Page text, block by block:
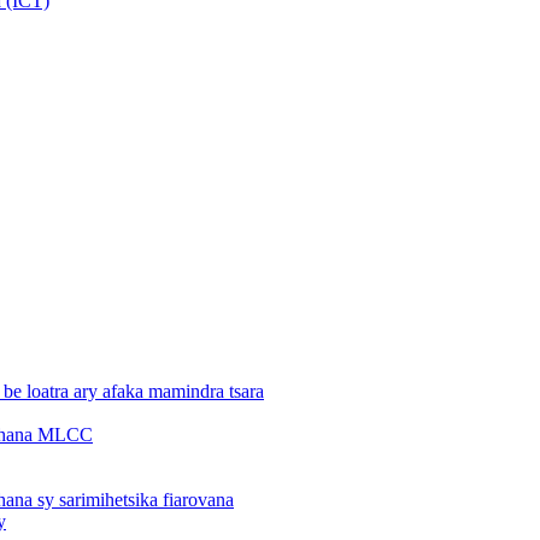
loatra ary afaka mamindra tsara
MLCC
sy sarimihetsika fiarovana